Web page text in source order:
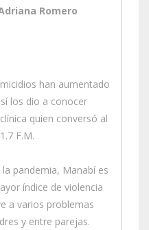
Romero
han aumentado
los dio a conocer
quien conversó al
F.M.
pandemia, Manabí es
índice de violencia
a varios problemas
y entre parejas.